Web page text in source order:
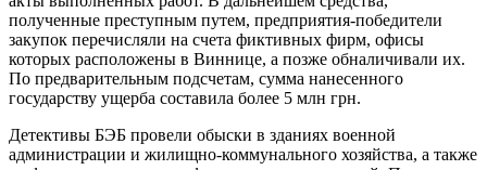
полученные преступным путем, предприятия-победители
закупок перечисляли на счета фиктивных фирм, офисы
которых расположены в Виннице, а позже обналичивали их.
По предварительным подсчетам, сумма нанесенного
государству ущерба составила более 5 млн грн.
Детективы БЭБ провели обыски в зданиях военной
администрации и жилищно-коммунального хозяйства, а также